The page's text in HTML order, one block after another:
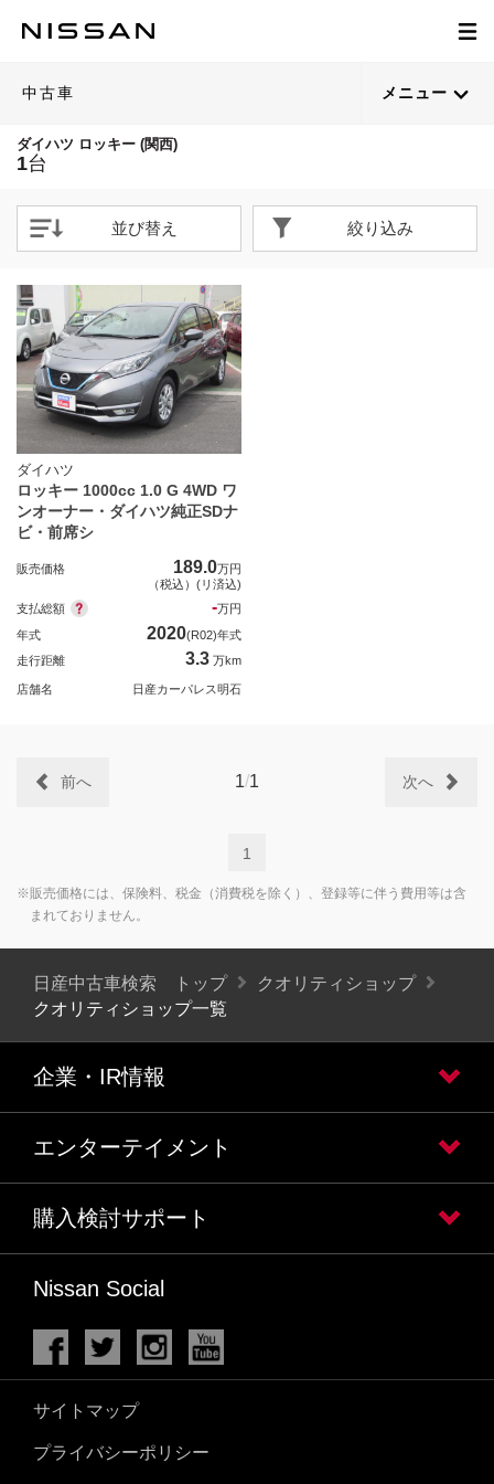
中古車 メニュー
ダイハツ ロッキー (関西)
1台
並び替え 絞り込み
ダイハツ
ロッキー 1000cc 1.0 G 4WD ワ
ンオーナー・ダイハツ純正SDナ
ビ・前席シ
販売価格 189.0万円
（税込）(リ済込)
支払総額
-万円
年式
2020(R02)年式
走行距離
3.3 万km
店舗名 日産カーパレス明石
1/1
前へ 次へ
1
※販売価格には、保険料、税金（消費税を除く）、登録等に伴う費用等は含
まれておりません。
日産中古車検索 トップ
クオリティショップ
クオリティショップ一覧
企業・IR情報
エンターテイメント
購入検討サポート
Nissan Social
サイトマップ
プライバシーポリシー